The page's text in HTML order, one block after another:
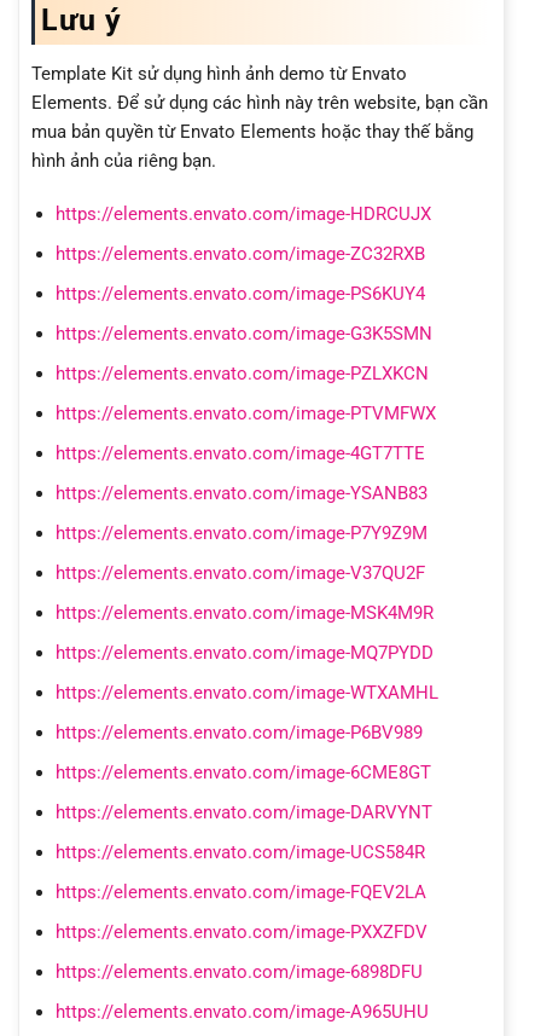
Lưu ý
Template Kit sử dụng hình ảnh demo từ Envato
Elements. Để sử dụng các hình này trên website, bạn cần
mua bản quyền từ Envato Elements hoặc thay thế bằng
hình ảnh của riêng bạn.
https://elements.envato.com/image-HDRCUJX
https://elements.envato.com/image-ZC32RXB
https://elements.envato.com/image-PS6KUY4
https://elements.envato.com/image-G3K5SMN
https://elements.envato.com/image-PZLXKCN
https://elements.envato.com/image-PTVMFWX
https://elements.envato.com/image-4GT7TTE
https://elements.envato.com/image-YSANB83
https://elements.envato.com/image-P7Y9Z9M
https://elements.envato.com/image-V37QU2F
https://elements.envato.com/image-MSK4M9R
https://elements.envato.com/image-MQ7PYDD
https://elements.envato.com/image-WTXAMHL
https://elements.envato.com/image-P6BV989
https://elements.envato.com/image-6CME8GT
https://elements.envato.com/image-DARVYNT
https://elements.envato.com/image-UCS584R
https://elements.envato.com/image-FQEV2LA
https://elements.envato.com/image-PXXZFDV
https://elements.envato.com/image-6898DFU
https://elements.envato.com/image-A965UHU